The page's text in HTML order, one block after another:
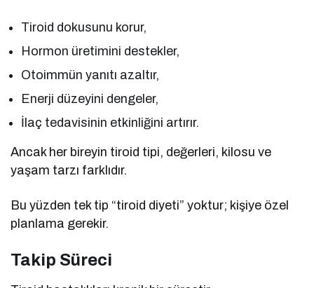
Tiroid dokusunu korur,
Hormon üretimini destekler,
Otoimmün yanıtı azaltır,
Enerji düzeyini dengeler,
İlaç tedavisinin etkinliğini artırır.
Ancak her bireyin tiroid tipi, değerleri, kilosu ve
yaşam tarzı farklıdır.
Bu yüzden tek tip “tiroid diyeti” yoktur; kişiye özel
planlama gerekir.
Takip Süreci